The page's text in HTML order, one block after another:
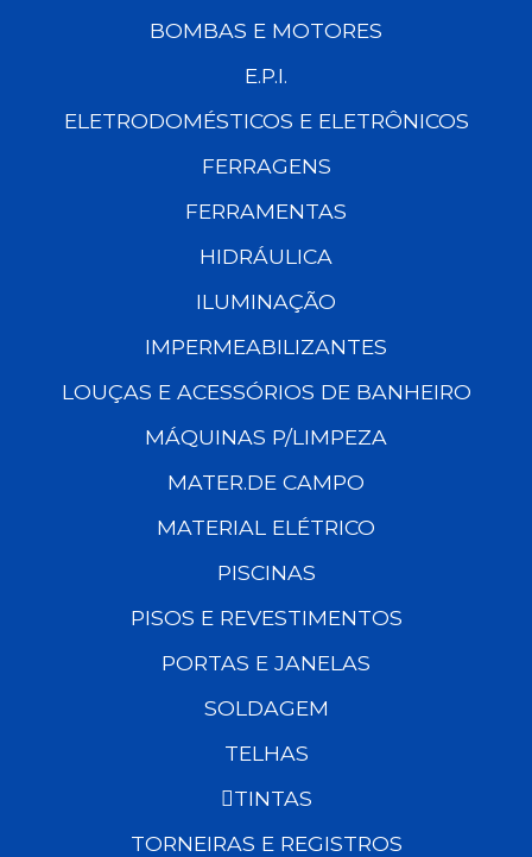
BOMBAS E MOTORES
E.P.I.
ELETRODOMÉSTICOS E ELETRÔNICOS
FERRAGENS
FERRAMENTAS
HIDRÁULICA
ILUMINAÇÃO
IMPERMEABILIZANTES
LOUÇAS E ACESSÓRIOS DE BANHEIRO
MÁQUINAS P/LIMPEZA
MATER.DE CAMPO
MATERIAL ELÉTRICO
PISCINAS
PISOS E REVESTIMENTOS
PORTAS E JANELAS
SOLDAGEM
TELHAS
TINTAS
TORNEIRAS E REGISTROS